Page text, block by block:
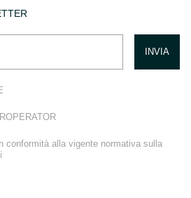
conformità alla vigente normativa sulla